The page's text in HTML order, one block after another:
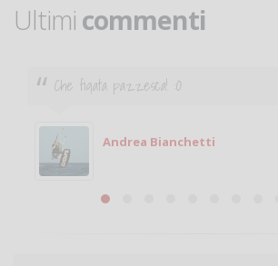
Ultimi commenti
Ciao. Sono a Treviglio da poco e vorrei
giocare. Se sei in zona e puoi giocare
Michele
Michele Miglionico